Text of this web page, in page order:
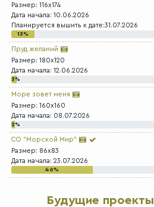
Размер: 116x174
Дата начала: 10.06.2026
Планируется вышить к дате:31.07.2026
13%
Пруд желаний
Размер: 180x120
Дата начала: 12.06.2026
3%
Море зовет меня
Размер: 160x160
Дата начала: 08.07.2026
2%
СО "Морской Мир"
Размер: 86x83
Дата начала: 23.07.2026
46%
Будущие проекты